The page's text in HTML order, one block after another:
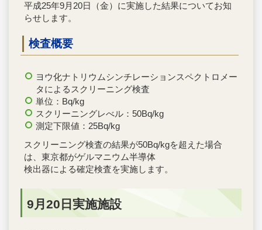
平成25年9月20日（金）に実施した結果についてお知
らせします。
検査概要
ヨウ化ナトリウムシンチレーションスペクトロメー
タによるスクリーニング検査
単位：Bq/kg
スクリーニングレべル：50Bq/kg
測定下限値：25Bq/kg
スクリーニング検査の結果が50Bq/kgを超えた場合
は、東京都がゲルマニウム半導体
検出器による確定検査を実施します。
9月20日実施施設